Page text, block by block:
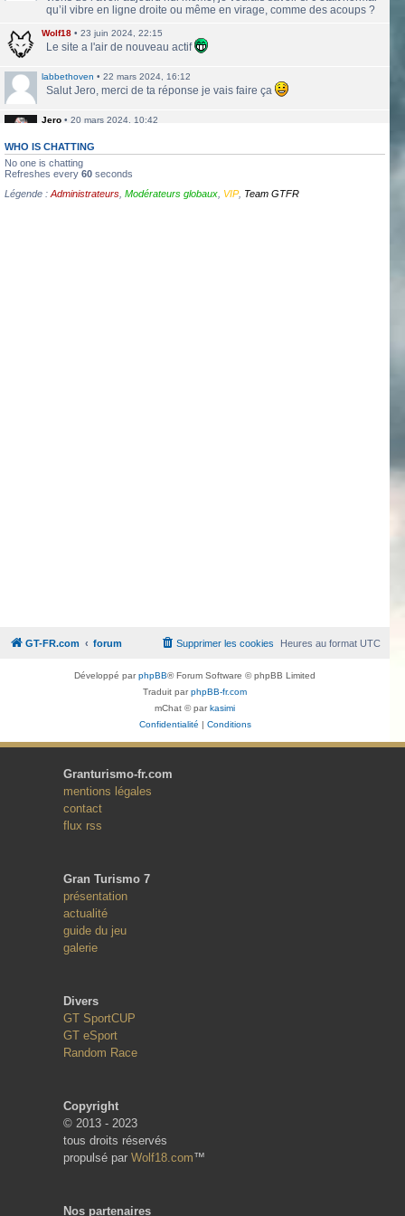
qu’il vibre en ligne droite ou même en virage, comme des acoups ?
Wolf18 • 23 juin 2024, 22:15
Le site a l'air de nouveau actif
labbethoven • 22 mars 2024, 16:12
Salut Jero, merci de ta réponse je vais faire ça
Jero • 20 mars 2024, 10:42
verra plus facilement que dans le chat
Jero•20 mars 2024, 10:42
Salut Kakashi et Bethoven
WHO IS CHATTING
No one is chatting
Refreshes every 60 seconds
Légende : Administrateurs Modérateurs globaux VIP, Team GTFR
GT-FR.com forum Heures au formatUTC
Supprimer les cookies
Développé parphpBB® Forum Software © phpBB Limited
Traduit parphpBB-fr.com
mChat © par kasimi
Confidentialité
Conditions
Granturismo-fr.com
mentions légales
contact
flux rss
Gran Turismo 7
présentation
actualité
guide du jeu
galerie
Divers
GT SportCUP
GT eSport
Random Race
Copyright
© 2013 - 2023
tous droits réservés
propulsé par Wolf18.com™
Nos partenaires